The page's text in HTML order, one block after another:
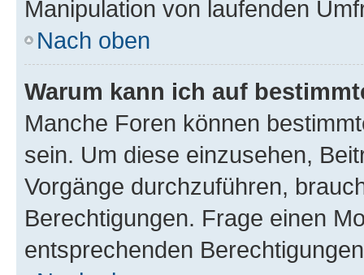
Manipulation von laufenden
Nach oben
Warum kann ich auf
Manche Foren können
sein. Um diese einzusehen,
Vorgänge durchzuführen,
Berechtigungen. Frage einen
entsprechenden